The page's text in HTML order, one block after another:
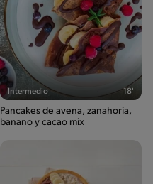
Intermedio 18'
Pancakes de avena, zanahoria,
banano y cacao mix